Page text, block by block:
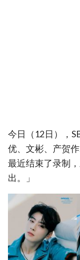
今日（12日），
优、文彬、产贺
最近结束了录制
出。」